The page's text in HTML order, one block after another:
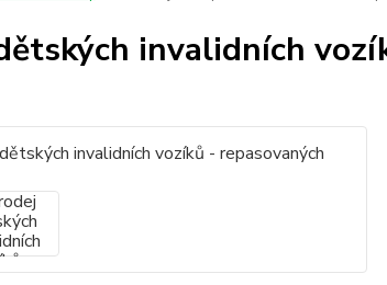
invalidních